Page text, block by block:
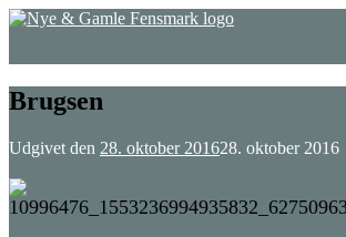
Gå
Brugsen
Udgivet den 28. oktober 201628. oktober 2016